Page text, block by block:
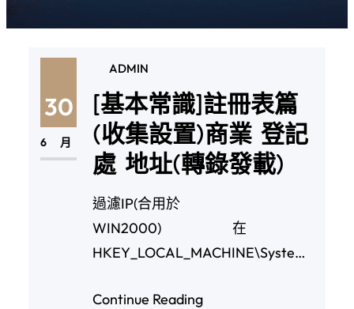
30
6 月
ADMIN
[基本常識]註冊表篇
(收集設置)商業 登記
處 地址(轉錄發載)
過濾IP(合用於
WIN2000) 在
HKEY_LOCAL_MACHINE\System\
Continue Reading